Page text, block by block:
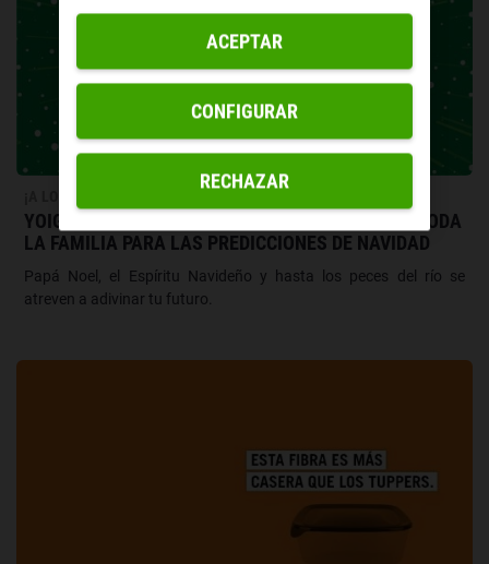
YOIGOHORÓSCOPO DE DICIEMBRE: REUNIMOS A TODA
LA FAMILIA PARA LAS PREDICCIONES DE NAVIDAD
Papá Noel, el Espíritu Navideño y hasta los peces del río se
atreven a adivinar tu futuro.
RECHAZAR
ACEPTAR
CONFIGURAR